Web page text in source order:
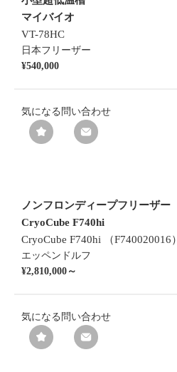
マイバイオ
VT-78HC
日本フリーザー
¥540,000
気になる 問い合わせ
ノンフロンディープフリーザー
CryoCube F740hi
CryoCube F740hi （F740020016）
エッペンドルフ
¥2,810,000～
気になる 問い合わせ